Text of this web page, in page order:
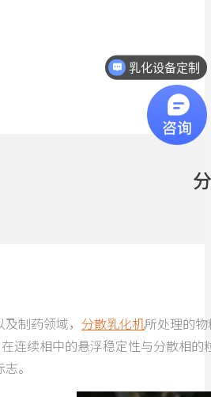
制药领域， 分散乳化机所处理的
连续相中的悬浮稳定性与分散相
。
乳化设备定制